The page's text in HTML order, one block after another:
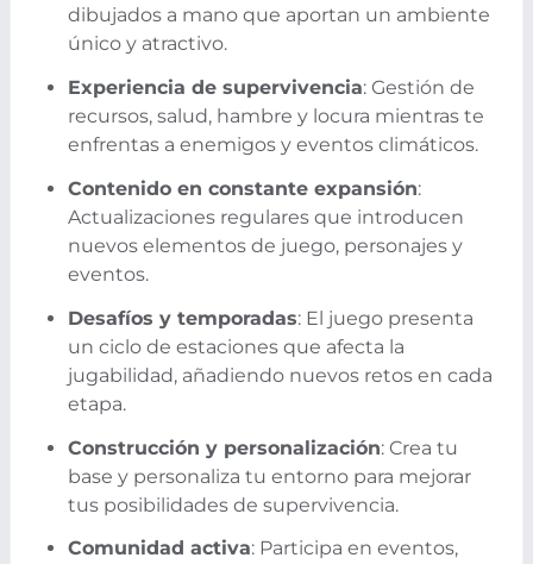
dibujados a mano que aportan un ambiente
único y atractivo.
Experiencia de supervivencia: Gestión de
recursos, salud, hambre y locura mientras te
enfrentas a enemigos y eventos climáticos.
Contenido en constante expansión:
Actualizaciones regulares que introducen
nuevos elementos de juego, personajes y
eventos.
Desafíos y temporadas: El juego presenta
un ciclo de estaciones que afecta la
jugabilidad, añadiendo nuevos retos en cada
etapa.
Construcción y personalización: Crea tu
base y personaliza tu entorno para mejorar
tus posibilidades de supervivencia.
Comunidad activa: Participa en eventos,